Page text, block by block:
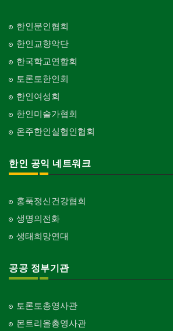
한인문인협회
한인교향악단
한국학교연합회
토론토한인회
한인여성회
한인미술가협회
온주한인실협인협회
한인 공익 네트워크
홍푹정신건강협회
생명의전화
생태희망연대
공공 정부기관
토론토총영사관
몬트리올총영사관